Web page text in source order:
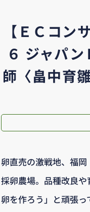
【ＥＣコン
６ ジャパ
師〈畠中育
卵直売の激戦地、福
採卵農場。品種改良
卵を作ろう」と頑張